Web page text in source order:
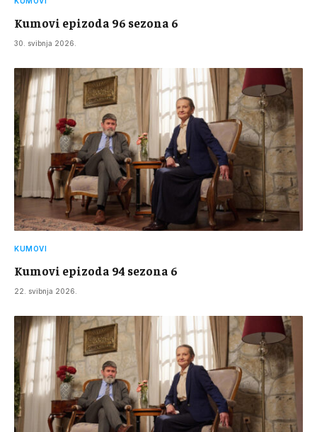
Kumovi epizoda 96 sezona 6
30. svibnja 2026.
KUMOVI
Kumovi epizoda 94 sezona 6
22. svibnja 2026.